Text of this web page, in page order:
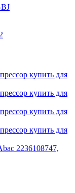
купить для
купить для
купить для
купить для
2236108747,